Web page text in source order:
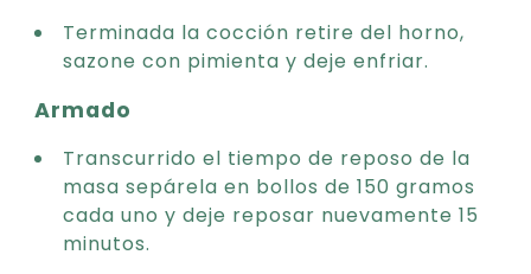
Terminada la cocción retire del horno,
sazone con pimienta y deje enfriar.
Armado
Transcurrido el tiempo de reposo de la
masa sepárela en bollos de 150 gramos
cada uno y deje reposar nuevamente 15
minutos.